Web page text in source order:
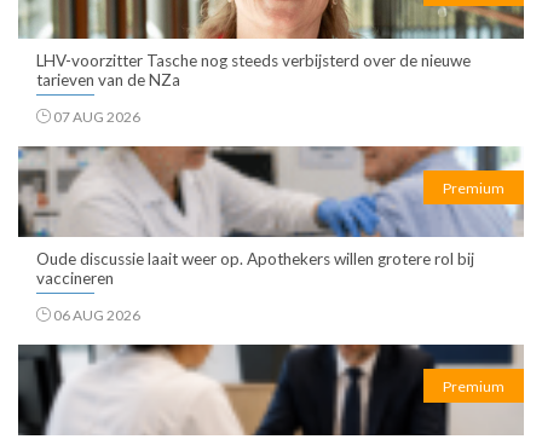
LHV-voorzitter Tasche nog steeds verbijsterd over de nieuwe
tarieven van de NZa
07 AUG 2026
Premium
Oude discussie laait weer op. Apothekers willen grotere rol bij
vaccineren
06 AUG 2026
Premium